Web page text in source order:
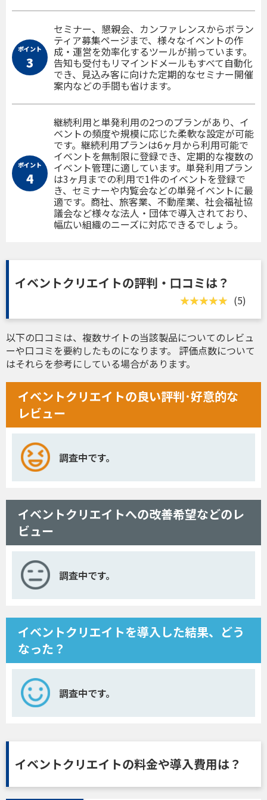
ポイント
3
セミナー、懇親会、カンファレンスからボラン
ティア募集ページまで、様々なイベントの作
成・運営を効率化するツールが揃っています。
告知も受付もリマインドメールもすべて自動化
でき、見込み客に向けた定期的なセミナー開催
案内などの手間も省けます。
ポイント
4
継続利用と単発利用の2つのプランがあり、イ
ベントの頻度や規模に応じた柔軟な設定が可能
です。継続利用プランは6ヶ月から利用可能で
イベントを無制限に登録でき、定期的な複数の
イベント管理に適しています。単発利用プラン
は3ヶ月までの利用で1件のイベントを登録で
き、セミナーや内覧会などの単発イベントに最
適です。商社、旅客業、不動産業、社会福祉協
議会など様々な法人・団体で導入されており、
幅広い組織のニーズに対応できるでしょう。
イベントクリエイトの評判・口コミは？
(5)
以下の口コミは、複数サイトの当該製品についてのレビュ
ーや口コミを要約したものになります。 評価点数について
はそれらを参考にしている場合があります。
イベントクリエイトの良い評判･好意的な
レビュー
調査中です。
イベントクリエイトへの改善希望などのレ
ビュー
調査中です。
イベントクリエイトを導入した結果、どう
なった？
調査中です。
イベントクリエイトの料金や導入費用は？